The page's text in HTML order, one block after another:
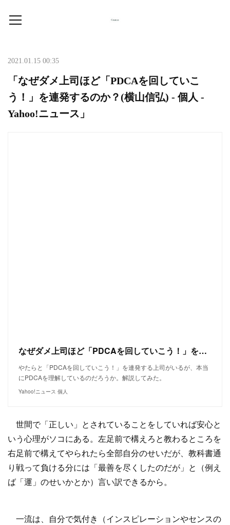
2021.01.15 00:35
「なぜダメ上司ほど「PDCAを回していこ
う！」を連発するのか？(横山信弘) - 個人 -
Yahoo!ニュース」
なぜダメ上司ほど「PDCAを回していこう！」を連発するのか？（横山信弘） - Yahoo!ニュース
やたらと「PDCAを回していこう！」を連発する上司がいるが、本当
にPDCAを理解しているのだろうか。解説してみた。
Yahoo!ニュース 個人
世間で「正しい」とされていることをしていれば安心と
いう心理がソコにある。左足前で構えろと教わるところを
右足前で構えてやられたら全部自分のせいだが、教科書通
り戦って負ける分には「最善を尽くしたのだが」と（例え
ば「運」のせいかとか）言い訳できるから。
一流は、自分で気付き（インスピレーションやセンスの